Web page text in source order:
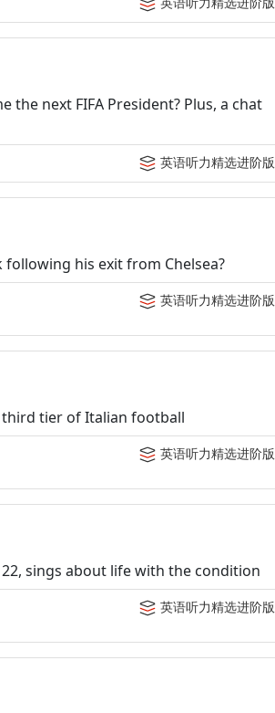
the next FIFA President? Plus, a chat
英语听力精选进阶版
following his exit from Chelsea?
英语听力精选进阶版
third tier of Italian football
英语听力精选进阶版
sings about life with the condition
英语听力精选进阶版